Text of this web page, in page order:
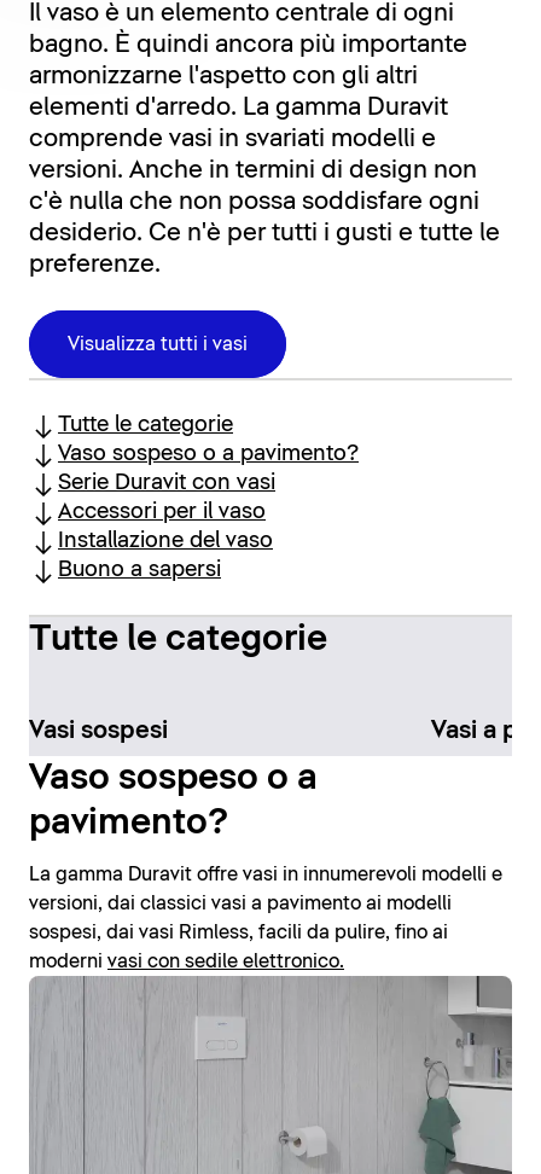
Il vaso è un elemento centrale di ogni
bagno. È quindi ancora più importante
armonizzarne l'aspetto con gli altri
elementi d'arredo. La gamma Duravit
comprende vasi in svariati modelli e
versioni. Anche in termini di design non
c'è nulla che non possa soddisfare ogni
desiderio. Ce n'è per tutti i gusti e tutte le
preferenze.
Visualizza tutti i vasi
Tutte le categorie
Vaso sospeso o a pavimento?
Serie Duravit con vasi
Accessori per il vaso
Installazione del vaso
Buono a sapersi
Tutte le categorie
Vasi sospesi Vasi a
Vaso sospeso o a
pavimento?
La gamma Duravit offre vasi in innumerevoli modelli e
versioni, dai classici vasi a pavimento ai modelli
sospesi, dai vasi Rimless, facili da pulire, fino ai
moderni vasi con sedile elettronico.